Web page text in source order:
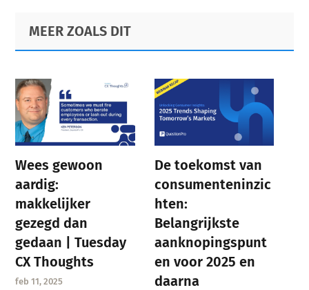
Primary
Sidebar
Footer
MEER ZOALS DIT
Wees gewoon
aardig:
makkelijker
gezegd dan
gedaan | Tuesday
CX Thoughts
feb 11, 2025
De toekomst van
consumenteninzic
hten:
Belangrijkste
aanknopingspunt
en voor 2025 en
daarna